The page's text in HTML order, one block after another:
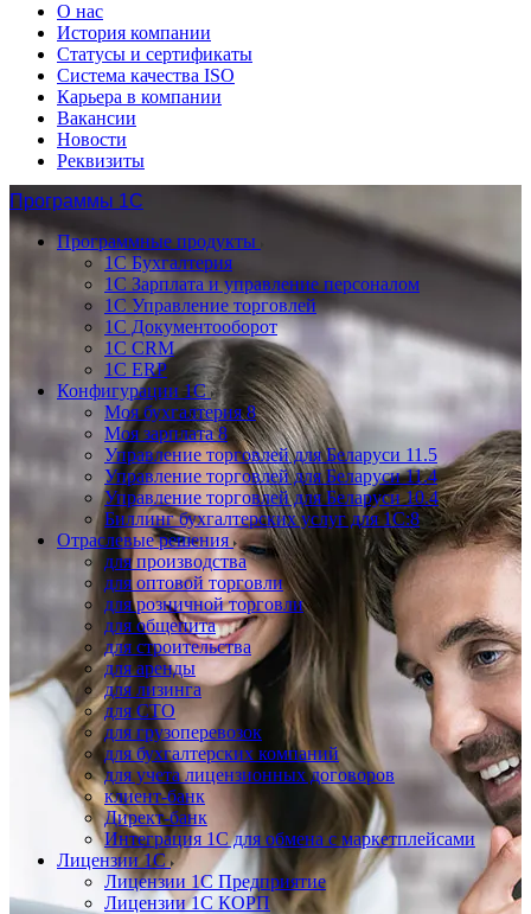
О нас
История компании
Статусы и сертификаты
Система качества ISO
Карьера в компании
Вакансии
Новости
Реквизиты
Программы 1С
Программные продукты
1С Бухгалтерия
1С Зарплата и управление персоналом
1С Управление торговлей
1С Документооборот
1С CRM
1С ERP
Конфигурации 1С
Моя бухгалтерия 8
Моя зарплата 8
Управление торговлей для Беларуси 11.5
Управление торговлей для Беларуси 11.4
Управление торговлей для Беларуси 10.4
Биллинг бухгалтерских услуг для 1С:8
Отраслевые решения
для производства
для оптовой торговли
для розничной торговли
для общепита
для строительства
для аренды
для лизинга
для СТО
для грузоперевозок
для бухгалтерских компаний
для учета лицензионных договоров
клиент-банк
Директ-банк
Интеграция 1C для обмена с маркетплейсами
Лицензии 1С
Лицензии 1С Предприятие
Лицензии 1С КОРП